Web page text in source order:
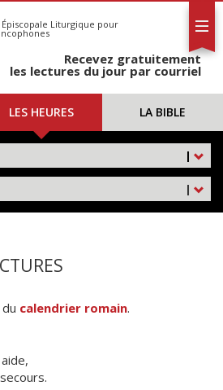
Liturgique pour
Recevez gratuitement
les lectures du jour par courriel
LES HEURES LA BIBLE
|
|
calendrier romain.